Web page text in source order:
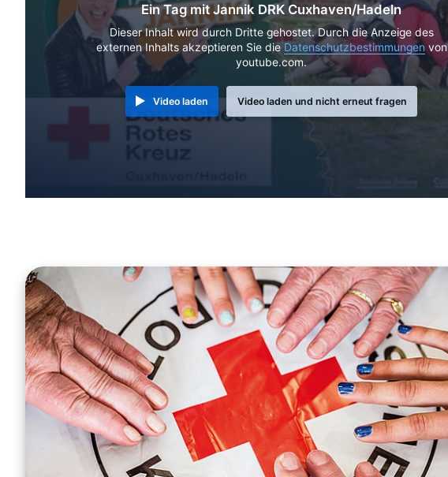
Ein Tag mit Jannik DRK Cuxhaven/Hadeln
Dieser Inhalt wird durch Dritte gehostet. Durch die Anzeige des
externen Inhalts akzeptieren Sie die Datenschutzbestimmungenvon
youtube.com.
Video laden Video laden und nicht erneut fragen